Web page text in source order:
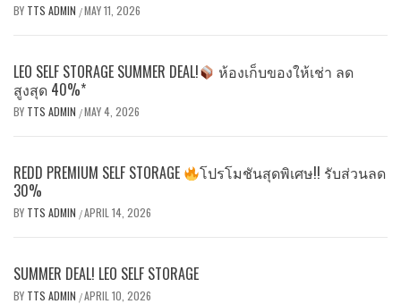
BY TTS ADMIN /MAY 11, 2026
LEO SELF STORAGE SUMMER DEAL!
ห้องเก็บของให้เช่า ลด
สูงสุด 40%*
BY TTS ADMIN /MAY 4, 2026
REDD PREMIUM SELF STORAGE
โปรโมชันสุดพิเศษ!! รับส่วนลด
30%
BY TTS ADMIN /APRIL 14, 2026
SUMMER DEAL! LEO SELF STORAGE
BY TTS ADMIN /APRIL 10, 2026